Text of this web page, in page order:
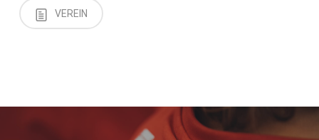
VEREIN